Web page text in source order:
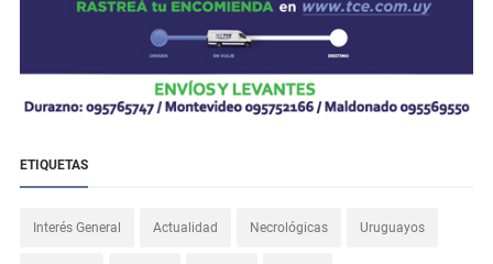
ETIQUETAS
Interés General Actualidad Necrológicas Uruguayos